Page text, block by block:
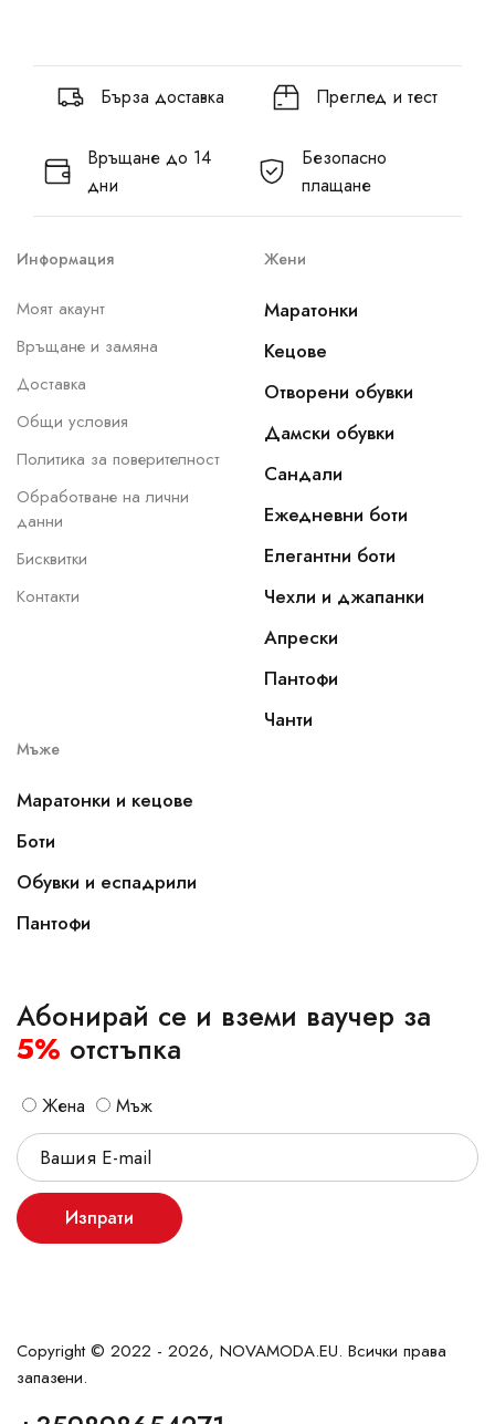
Бърза доставка Преглед и тест
Връщане до 14
дни
Безопасно
плащане
Информация
Моят акаунт
Връщане и замяна
Доставка
Общи условия
Политика за поверителност
Обработване на лични
данни
Бисквитки
Контакти
Жени
Маратонки
Кецове
Отворени обувки
Дамски обувки
Сандали
Ежедневни боти
Елегантни боти
Чехли и джапанки
Апрески
Пантофи
Чанти
Мъже
Маратонки и кецове
Боти
Обувки и еспадрили
Пантофи
Абонирай се и вземи ваучер за
5% отстъпка
Жена Мъж
Изпрати
Copyright © 2022 - 2026, NOVAMODA.EU. Всички права
запазени.